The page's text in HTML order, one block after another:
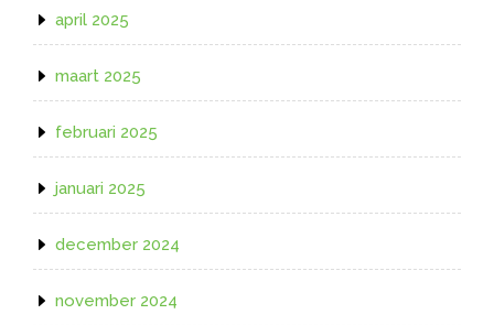
april 2025
maart 2025
februari 2025
januari 2025
december 2024
november 2024